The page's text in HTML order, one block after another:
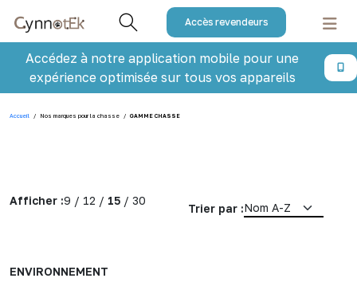
Accès revendeurs
Accédez à notre application mobile pour une
expérience optimisée sur tous vos appareils
Accueil / Nos marques pour la chasse / GAMME CHASSE
Afficher :9 / 12 / 15 / 30
Trier par :
ENVIRONNEMENT